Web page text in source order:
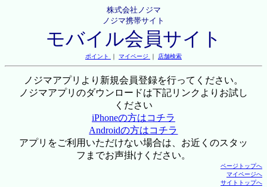
株式会社ノジマ
ノジマ携帯サイト
モバイル会員サイト
ポイント ｜ マイページ ｜ 店舗検索
ノジマアプリより新規会員登録を行ってください。
ノジマアプリのダウンロードは下記リンクよりお試し
ください
iPhoneの方はコチラ
Androidの方はコチラ
アプリをご利用いただけない場合は、お近くのスタッ
フまでお声掛けください。
ページトップへ
マイページへ
サイトトップへ